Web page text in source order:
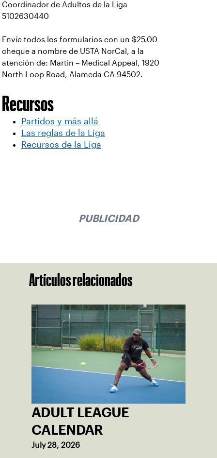
Coordinador de Adultos de la Liga
5102630440
Envíe todos los formularios con un $25.00
cheque a nombre de USTA NorCal, a la
atención de: Martin – Medical Appeal, 1920
North Loop Road, Alameda CA 94502.
Recursos
Partidos y más allá
Las reglas de la Liga
Recursos de la Liga
PUBLICIDAD
Artículos relacionados
ADULT LEAGUE
CALENDAR
July 28, 2026